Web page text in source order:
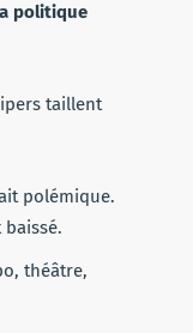
politique
taillent
polémique.
théâtre,